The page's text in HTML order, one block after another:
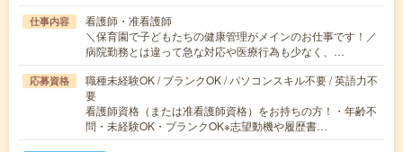
仕事内容
看護師・准看護師
＼保育園で子どもたちの健康管理がメインのお仕事です！／
病院勤務とは違って急な対応や医療行為も少なく、…
応募資格
職種未経験OK / ブランクOK / パソコンスキル不要 / 英語力不
要
看護師資格（または准看護師資格）をお持ちの方！・年齢不
問・未経験OK・ブランクOK※志望動機や履歴書…